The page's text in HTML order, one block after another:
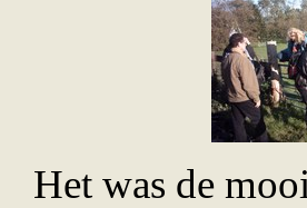
Het was de